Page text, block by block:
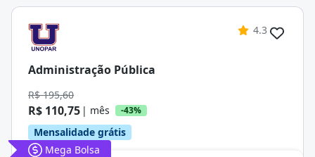
4.3
Administração Pública
R$ 195,60
R$ 110,75 | mês -43%
Mensalidade grátis
Mega Bolsa